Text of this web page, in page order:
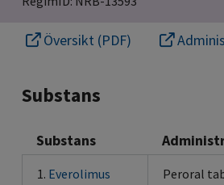
Översikt (PDF)
Substans
Substans
1. Everolimus Peroral